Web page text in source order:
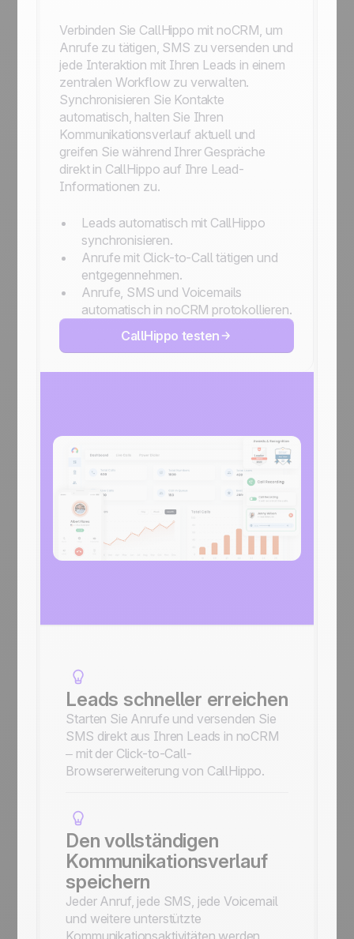
Verbinden Sie CallHippo mit noCRM, um
Anrufe zu tätigen, SMS zu versenden und
jede Interaktion mit Ihren Leads in einem
zentralen Workflow zu verwalten.
Synchronisieren Sie Kontakte
automatisch, halten Sie Ihren
Kommunikationsverlauf aktuell und
greifen Sie während Ihrer Gespräche
direkt in CallHippo auf Ihre Lead-
Informationen zu.
Leads automatisch mit CallHippo
synchronisieren.
Anrufe mit Click-to-Call tätigen und
entgegennehmen.
Anrufe, SMS und Voicemails
automatisch in noCRM protokollieren.
CallHippo testen
Leads schneller erreichen
Starten Sie Anrufe und versenden Sie
SMS direkt aus Ihren Leads in noCRM
– mit der Click-to-Call-
Browsererweiterung von CallHippo.
Den vollständigen
Kommunikationsverlauf
speichern
Jeder Anruf, jede SMS, jede Voicemail
und weitere unterstützte
Kommunikationsaktivitäten werden